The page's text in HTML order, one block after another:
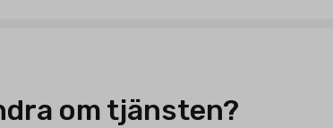
om tjänsten?